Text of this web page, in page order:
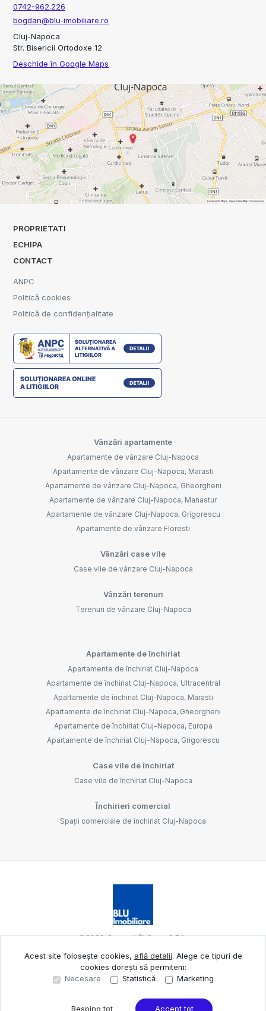
0742-962.226
bogdan@blu-imobiliare.ro
Cluj-Napoca
Str. Bisericii Ortodoxe 12
Deschide în Google Maps
PROPRIETATI
ECHIPA
CONTACT
ANPC
Politică cookies
Politică de confidențialitate
Vânzări apartamente
Apartamente de vânzare Cluj-Napoca
Apartamente de vânzare Cluj-Napoca, Marasti
Apartamente de vânzare Cluj-Napoca, Gheorgheni
Apartamente de vânzare Cluj-Napoca, Manastur
Apartamente de vânzare Cluj-Napoca, Grigorescu
Apartamente de vânzare Floresti
Vânzări case vile
Case vile de vânzare Cluj-Napoca
Vânzări terenuri
Terenuri de vânzare Cluj-Napoca
Apartamente de închiriat
Apartamente de închiriat Cluj-Napoca
Apartamente de închiriat Cluj-Napoca, Ultracentral
Apartamente de închiriat Cluj-Napoca, Marasti
Apartamente de închiriat Cluj-Napoca, Gheorgheni
Apartamente de închiriat Cluj-Napoca, Europa
Apartamente de închiriat Cluj-Napoca, Grigorescu
Case vile de închiriat
Case vile de închiriat Cluj-Napoca
Închirieri comercial
Spații comerciale de închiriat Cluj-Napoca
©2026Oameni Și Case S.R.L.
Site creat în
Acest site folosește cookies, află detalii. Alege ce tipuri de
cookies dorești să permitem:
Necesare
Statistică Marketing
Resping tot Accept tot